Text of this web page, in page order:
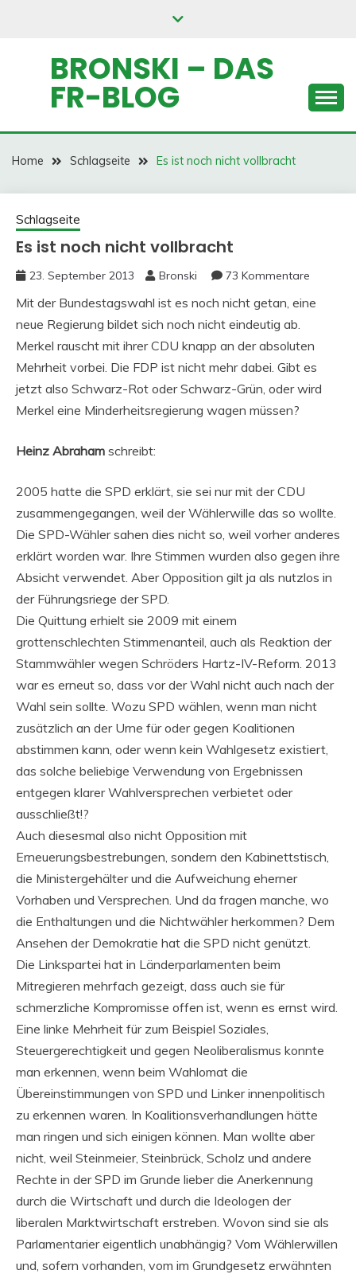
BRONSKI – DAS
FR-BLOG
Home Schlagseite Es ist noch nicht vollbracht
Schlagseite
Es ist noch nicht vollbracht
23. September 2013 Bronski 73 Kommentare
Mit der Bundestagswahl ist es noch nicht getan, eine
neue Regierung bildet sich noch nicht eindeutig ab.
Merkel rauscht mit ihrer CDU knapp an der absoluten
Mehrheit vorbei. Die FDP ist nicht mehr dabei. Gibt es
jetzt also Schwarz-Rot oder Schwarz-Grün, oder wird
Merkel eine Minderheitsregierung wagen müssen?
Heinz Abraham schreibt:
2005 hatte die SPD erklärt, sie sei nur mit der CDU
zusammengegangen, weil der Wählerwille das so wollte.
Die SPD-Wähler sahen dies nicht so, weil vorher anderes
erklärt worden war. Ihre Stimmen wurden also gegen ihre
Absicht verwendet. Aber Opposition gilt ja als nutzlos in
der Führungsriege der SPD.
Die Quittung erhielt sie 2009 mit einem
grottenschlechten Stimmenanteil, auch als Reaktion der
Stammwähler wegen Schröders Hartz-IV-Reform. 2013
war es erneut so, dass vor der Wahl nicht auch nach der
Wahl sein sollte. Wozu SPD wählen, wenn man nicht
zusätzlich an der Urne für oder gegen Koalitionen
abstimmen kann, oder wenn kein Wahlgesetz existiert,
das solche beliebige Verwendung von Ergebnissen
entgegen klarer Wahlversprechen verbietet oder
ausschließt!?
Auch diesesmal also nicht Opposition mit
Erneuerungsbestrebungen, sondern den Kabinettstisch,
die Ministergehälter und die Aufweichung eherner
Vorhaben und Versprechen. Und da fragen manche, wo
die Enthaltungen und die Nichtwähler herkommen? Dem
Ansehen der Demokratie hat die SPD nicht genützt.
Die Linkspartei hat in Länderparlamenten beim
Mitregieren mehrfach gezeigt, dass auch sie für
schmerzliche Kompromisse offen ist, wenn es ernst wird.
Eine linke Mehrheit für zum Beispiel Soziales,
Steuergerechtigkeit und gegen Neoliberalismus konnte
man erkennen, wenn beim Wahlomat die
Übereinstimmungen von SPD und Linker innenpolitisch
zu erkennen waren. In Koalitionsverhandlungen hätte
man ringen und sich einigen können. Man wollte aber
nicht, weil Steinmeier, Steinbrück, Scholz und andere
Rechte in der SPD im Grunde lieber die Anerkennung
durch die Wirtschaft und durch die Ideologen der
liberalen Marktwirtschaft erstreben. Wovon sind sie als
Parlamentarier eigentlich unabhängig? Vom Wählerwillen
und, sofern vorhanden, vom im Grundgesetz erwähnten